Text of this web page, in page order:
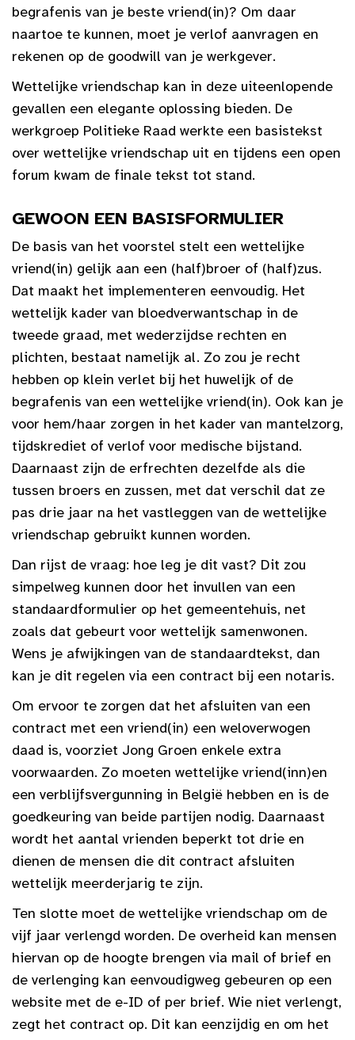
begrafenis van je beste vriend(in)? Om daar
naartoe te kunnen, moet je verlof aanvragen en
rekenen op de goodwill van je werkgever.
Wettelijke vriendschap kan in deze uiteenlopende
gevallen een elegante oplossing bieden. De
werkgroep Politieke Raad werkte een basistekst
over wettelijke vriendschap uit en tijdens een open
forum kwam de finale tekst tot stand.
GEWOON EEN BASISFORMULIER
De basis van het voorstel stelt een wettelijke
vriend(in) gelijk aan een (half)broer of (half)zus.
Dat maakt het implementeren eenvoudig. Het
wettelijk kader van bloedverwantschap in de
tweede graad, met wederzijdse rechten en
plichten, bestaat namelijk al. Zo zou je recht
hebben op klein verlet bij het huwelijk of de
begrafenis van een wettelijke vriend(in). Ook kan je
voor hem/haar zorgen in het kader van mantelzorg,
tijdskrediet of verlof voor medische bijstand.
Daarnaast zijn de erfrechten dezelfde als die
tussen broers en zussen, met dat verschil dat ze
pas drie jaar na het vastleggen van de wettelijke
vriendschap gebruikt kunnen worden.
Dan rijst de vraag: hoe leg je dit vast? Dit zou
simpelweg kunnen door het invullen van een
standaardformulier op het gemeentehuis, net
zoals dat gebeurt voor wettelijk samenwonen.
Wens je afwijkingen van de standaardtekst, dan
kan je dit regelen via een contract bij een notaris.
Om ervoor te zorgen dat het afsluiten van een
contract met een vriend(in) een weloverwogen
daad is, voorziet Jong Groen enkele extra
voorwaarden. Zo moeten wettelijke vriend(inn)en
een verblijfsvergunning in België hebben en is de
goedkeuring van beide partijen nodig. Daarnaast
wordt het aantal vrienden beperkt tot drie en
dienen de mensen die dit contract afsluiten
wettelijk meerderjarig te zijn.
Ten slotte moet de wettelijke vriendschap om de
vijf jaar verlengd worden. De overheid kan mensen
hiervan op de hoogte brengen via mail of brief en
de verlenging kan eenvoudigweg gebeuren op een
website met de e-ID of per brief. Wie niet verlengt,
zegt het contract op. Dit kan eenzijdig en om het